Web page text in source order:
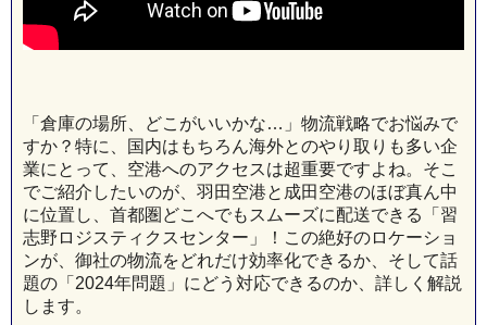
「倉庫の場所、どこがいいかな…」物流戦略でお悩みで
すか？特に、国内はもちろん海外とのやり取りも多い企
業にとって、空港へのアクセスは超重要ですよね。そこ
でご紹介したいのが、羽田空港と成田空港のほぼ真ん中
に位置し、首都圏どこへでもスムーズに配送できる「習
志野ロジスティクスセンター」！この絶好のロケーショ
ンが、御社の物流をどれだけ効率化できるか、そして話
題の「2024年問題」にどう対応できるのか、詳しく解説
します。